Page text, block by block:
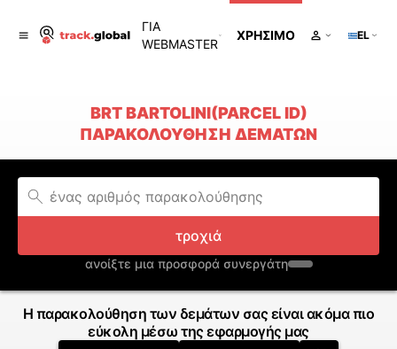
ΓΙΑ
WEBMASTER
ΧΡΉΣΙΜΟ EL
BRT BARTOLINI(PARCEL ID)
ΠΑΡΑΚΟΛΟΎΘΗΣΗ ΔΕΜΆΤΩΝ
τροχιά
ανοίξτε μια προσφορά συνεργάτη
Η παρακολούθηση των δεμάτων σας είναι ακόμα πιο
εύκολη μέσω της εφαρμογής μας